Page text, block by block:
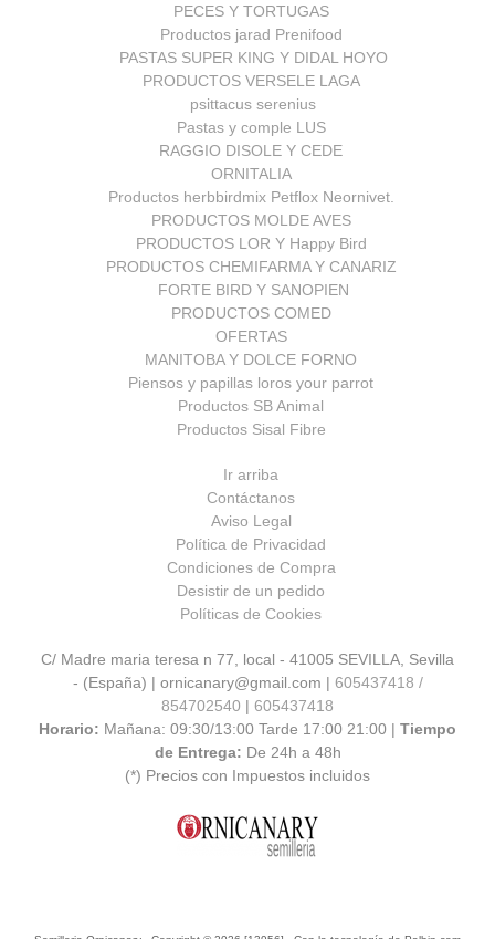
PECES Y TORTUGAS
Productos jarad Prenifood
PASTAS SUPER KING Y DIDAL HOYO
PRODUCTOS VERSELE LAGA
psittacus serenius
Pastas y comple LUS
RAGGIO DISOLE Y CEDE
ORNITALIA
Productos herbbirdmix Petflox Neornivet.
PRODUCTOS MOLDE AVES
PRODUCTOS LOR Y Happy Bird
PRODUCTOS CHEMIFARMA Y CANARIZ
FORTE BIRD Y SANOPIEN
PRODUCTOS COMED
OFERTAS
MANITOBA Y DOLCE FORNO
Piensos y papillas loros your parrot
Productos SB Animal
Productos Sisal Fibre
Ir arriba
Contáctanos
Aviso Legal
Política de Privacidad
Condiciones de Compra
Desistir de un pedido
Políticas de Cookies
C/ Madre maria teresa n 77, local - 41005 SEVILLA, Sevilla
- (España) | ornicanary@gmail.com | 605437418 /
854702540 | 605437418
Horario: Mañana: 09:30/13:00 Tarde 17:00 21:00 | Tiempo
de Entrega: De 24h a 48h
(*) Precios con Impuestos incluidos